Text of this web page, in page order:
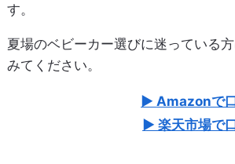
す。
夏場のベビーカー選びに迷っている
みてください。
Amazonで
楽天市場で